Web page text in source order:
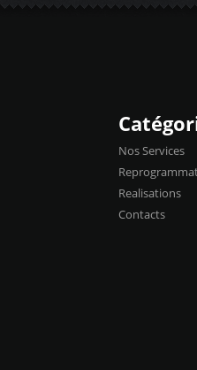
Nos Services
Realisations
Contacts